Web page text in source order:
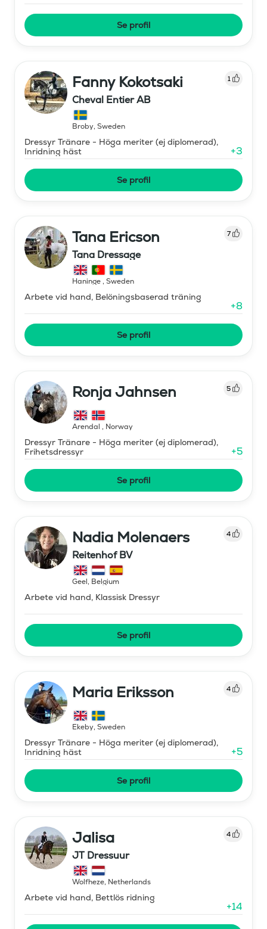
Se profil
Fanny Kokotsaki 1
Cheval Entier AB
Broby, Sweden
Dressyr Tränare - Höga meriter (ej diplomerad),
Inridning häst
+3
Se profil
Tana Ericson 7
Tana Dressage
Haninge, Sweden
Arbete vid hand, Belöningsbaserad träning
+8
Se profil
Ronja Jahnsen 5
Arendal , Norway
Dressyr Tränare - Höga meriter (ej diplomerad),
Frihetsdressyr
+5
Se profil
Nadia Molenaers 4
Reitenhof BV
Geel, Belgium
Arbete vid hand, Klassisk Dressyr
Se profil
Maria Eriksson 4
Ekeby, Sweden
Dressyr Tränare - Höga meriter (ej diplomerad),
Inridning häst
+5
Se profil
Jalisa 4
JT Dressuur
Wolfheze, Netherlands
Arbete vid hand, Bettlös ridning
+14